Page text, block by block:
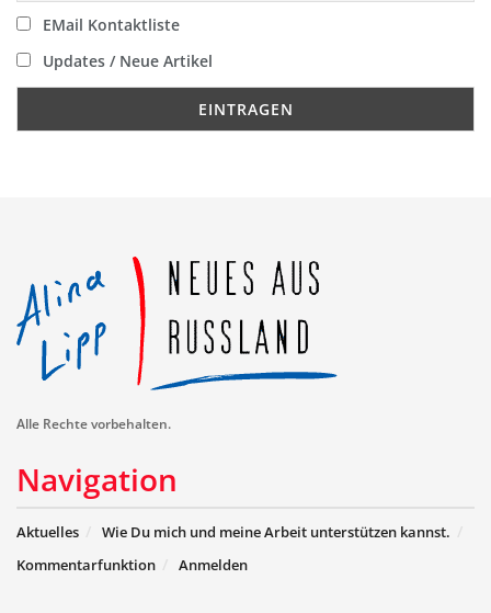
EMail Kontaktliste
Updates / Neue Artikel
Alle Rechte vorbehalten.
Navigation
Aktuelles
Wie Du mich und meine Arbeit unterstützen kannst.
Kommentarfunktion
Anmelden